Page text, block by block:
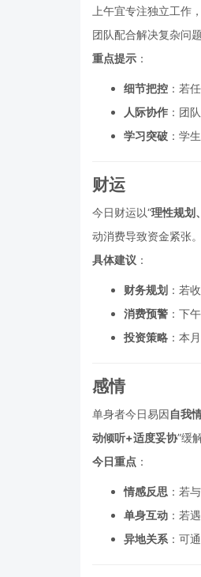
上午宜专注独立工作
团队配合解决复杂问题
重点提示 ：
细节把控 ：若
人际协作 ：团
学习突破 ：学
财运
今日财运以“理性规划
动消费导致资金紧张
具体建议 ：
财务规划 ：若
消费预警 ：下
投资策略 ：本
感情
单身者今日易因自我
动倾听+适度妥协”缓
今日重点 ：
情感反思 ：若
单身互动 ：若
异地关系 ：可